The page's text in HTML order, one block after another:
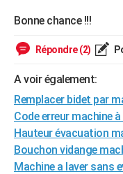
CARTE DE VOEUX
Carte de Noël
Carte Bonne année
Carte Saint-Valentin
Carte Pâques
Carte d'anniversaire
DICTIONNAIRE
COPAINS D'AVANT
S'inscrire
Se connecter
Lycées
Collèges
Primaires
Universités
Entreprises
Service militaire
Avis de recherche
AVIS DE DÉCÈS
FORUM
Bonne chance !!!
Répondre (2)
A voir également:
Remplacer bidet par
Code erreur machine à
Hauteur évacuation
Bouchon vidange
Machine a laver sans